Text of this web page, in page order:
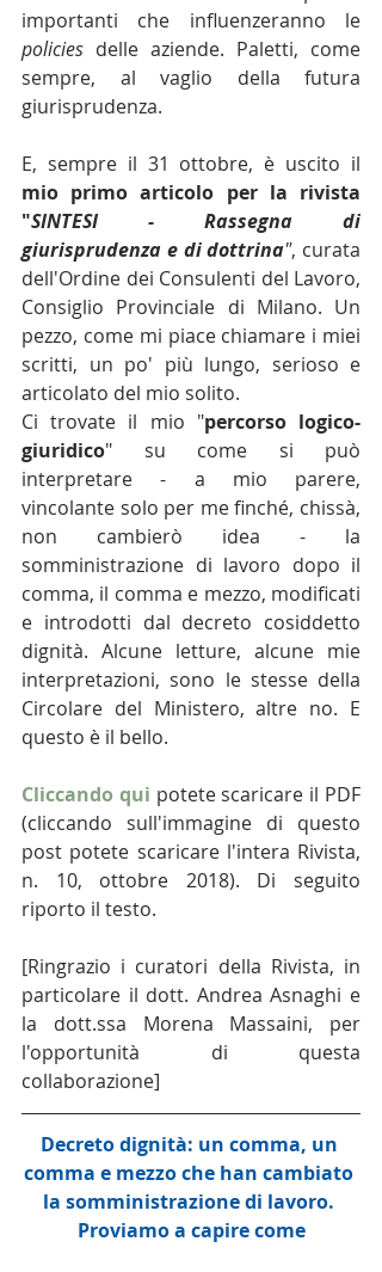
policies delle aziende. Paletti, come
sempre, al vaglio della futura
giurisprudenza.
mio primo articolo per la rivista
"SINTESI - Rassegna di
giurisprudenza e di dottrina", curata
dell'Ordine dei Consulenti del Lavoro,
Consiglio Provinciale di Milano. Un
pezzo, come mi piace chiamare i miei
scritti, un po' più lungo, serioso e
articolato del mio solito.
Ci trovate il mio "percorso logico-
giuridico" su come si può
interpretare - a mio parere,
vincolante solo per me finché, chissà,
non cambierò idea - la
somministrazione di lavoro dopo il
comma, il comma e mezzo, modificati
e introdotti dal decreto cosiddetto
dignità. Alcune letture, alcune mie
interpretazioni, sono le stesse della
Circolare del Ministero, altre no. E
questo è il bello.
Cliccando qui potete scaricare il PDF
(cliccando sull'immagine di questo
post potete scaricare l'intera Rivista,
n. 10, ottobre 2018). Di seguito
riporto il testo.
[Ringrazio i curatori della Rivista, in
particolare il dott. Andrea Asnaghi e
la dott.ssa Morena Massaini, per
l'opportunità di questa
collaborazione]
Decreto dignità: un comma, un
comma e mezzo che han cambiato
la somministrazione di lavoro.
Proviamo a capire come